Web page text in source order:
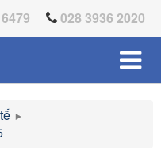
028 3936 2020